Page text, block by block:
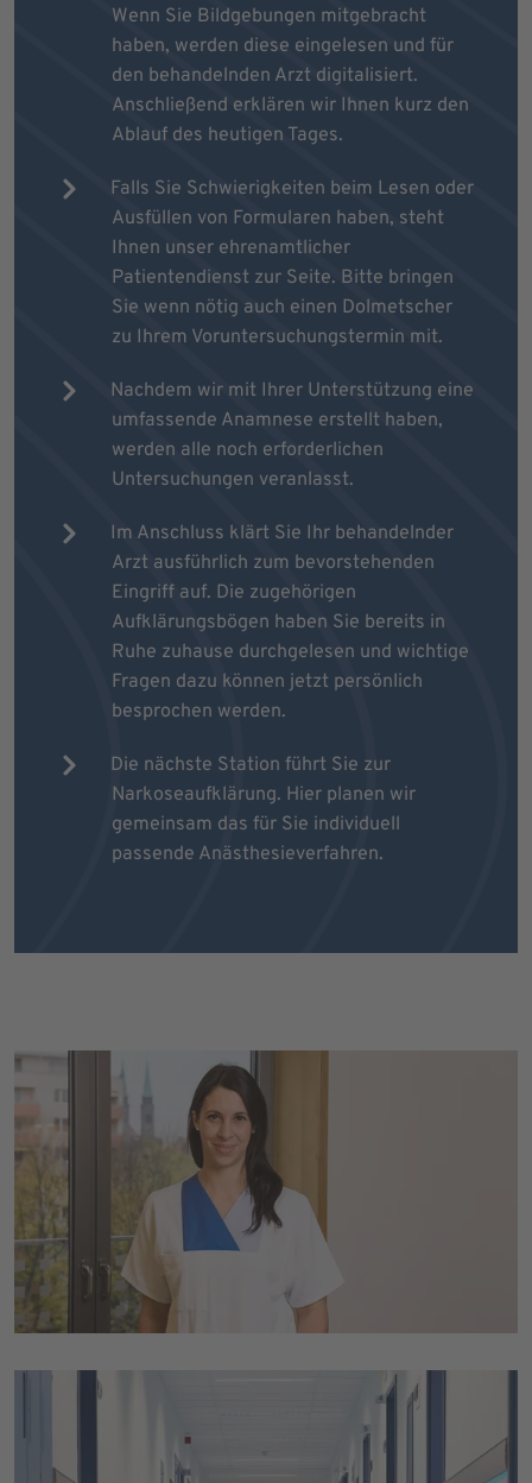
Wenn Sie Bildgebungen mitgebracht
haben, werden diese eingelesen und für
den behandelnden Arzt digitalisiert.
Anschließend erklären wir Ihnen kurz den
Ablauf des heutigen Tages.
Falls Sie Schwierigkeiten beim Lesen oder
Ausfüllen von Formularen haben, steht
Ihnen unser ehrenamtlicher
Patientendienst zur Seite. Bitte bringen
Sie wenn nötig auch einen Dolmetscher
zu Ihrem Voruntersuchungstermin mit.
Nachdem wir mit Ihrer Unterstützung eine
umfassende Anamnese erstellt haben,
werden alle noch erforderlichen
Untersuchungen veranlasst.
Im Anschluss klärt Sie Ihr behandelnder
Arzt ausführlich zum bevorstehenden
Eingriff auf. Die zugehörigen
Aufklärungsbögen haben Sie bereits in
Ruhe zuhause durchgelesen und wichtige
Fragen dazu können jetzt persönlich
besprochen werden.
Die nächste Station führt Sie zur
Narkoseaufklärung. Hier planen wir
gemeinsam das für Sie individuell
passende Anästhesieverfahren.